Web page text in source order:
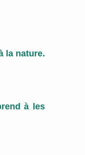
la nature.
à les